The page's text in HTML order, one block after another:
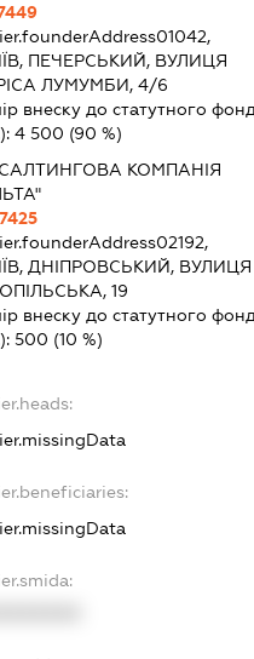
01042,
ПЕЧЕРСЬКИЙ, ВУЛИЦЯ
ЛУМУМБИ, 4/6
внеску до статутного
4 500 (90 %)
КОМПАНІЯ
02192,
ДНІПРОВСЬКИЙ, ВУЛИЦЯ
19
внеску до статутного
500 (10 %)